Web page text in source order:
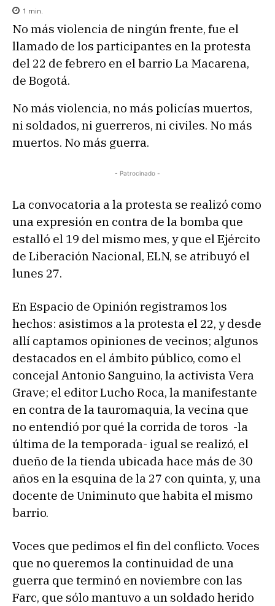
1 min.
No más violencia de ningún frente, fue el
llamado de los participantes en la protesta
del 22 de febrero en el barrio La Macarena,
de Bogotá.
No más violencia, no más policías muertos,
ni soldados, ni guerreros, ni civiles. No más
muertos. No más guerra.
- Patrocinado -
La convocatoria a la protesta se realizó como
una expresión en contra de la bomba que
estalló el 19 del mismo mes, y que el Ejército
de Liberación Nacional, ELN, se atribuyó el
lunes 27.
En Espacio de Opinión registramos los
hechos: asistimos a la protesta el 22, y desde
allí captamos opiniones de vecinos; algunos
destacados en el ámbito público, como el
concejal Antonio Sanguino, la activista Vera
Grave; el editor Lucho Roca, la manifestante
en contra de la tauromaquia, la vecina que
no entendió por qué la corrida de toros -la
última de la temporada- igual se realizó, el
dueño de la tienda ubicada hace más de 30
años en la esquina de la 27 con quinta, y, una
docente de Uniminuto que habita el mismo
barrio.
Voces que pedimos el fin del conflicto. Voces
que no queremos la continuidad de una
guerra que terminó en noviembre con las
Farc, que sólo mantuvo a un soldado herido